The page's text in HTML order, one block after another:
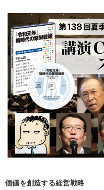
カテゴリー
優秀各社の智恵と戦略
若手異才経営者の発想
リーダーの器量を学ぶ
テーマ
【最新刊】精神科医・和田
【最新刊】時代を超える経営
価値を創造する経営戦略